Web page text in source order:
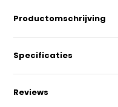
Productomschrijving
Specificaties
Reviews